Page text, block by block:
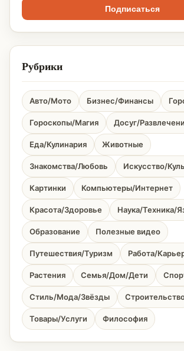
Подписаться
Рубрики
Авто/Мото Бизнес/Финансы
Гороскопы/Магия Досуг/
Еда/Кулинария Животные
Знакомства/Любовь Искусство/
Картинки Компьютеры/Интернет
Красота/Здоровье Наука/Техника/
Образование Полезные видео
Путешествия/Туризм Работа/
Растения Семья/Дом/Дети
Стиль/Мода/Звёзды
Товары/Услуги Философия